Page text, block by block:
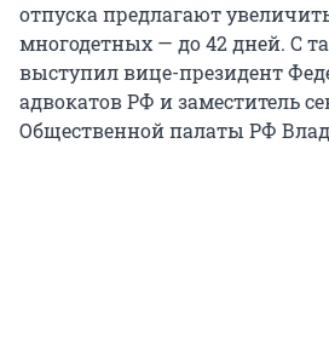
отпуска предлагают
многодетных — до 42 дней. С
выступил вице-президент
адвокатов РФ и заместитель
Общественной палаты РФ